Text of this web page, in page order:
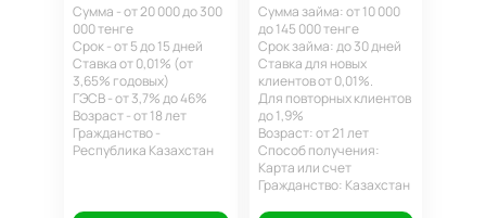
Сумма - от 20 000 до 300
000 тенге
Срок - от 5 до 15 дней
Ставка от 0,01% (от
3,65% годовых)
ГЭСВ - от 3,7% до 46%
Возраст - от 18 лет
Гражданство -
Республика Казахстан
Сумма займа: от 10 000
до 145 000 тенге
Срок займа: до 30 дней
Ставка для новых
клиентов от 0,01%.
Для повторных клиентов
до 1,9%
Возраст: от 21 лет
Способ получения:
Карта или счет
Гражданство: Казахстан